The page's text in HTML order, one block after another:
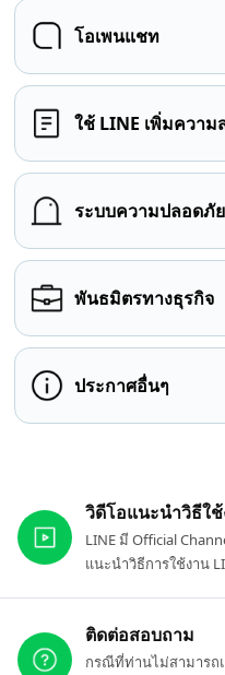
โอเพนแชท
ใช้ LINE เพิ่มความ
ระบบความปลอดภั
พันธมิตรทางธุรกิจ
ประกาศอื่นๆ
วิดีโอแนะนำวิธีใ
LINE มี Official
แนะนำวิธีการใช้งาน
ติดต่อสอบถาม
กรณีที่ท่านไม่สามารถ